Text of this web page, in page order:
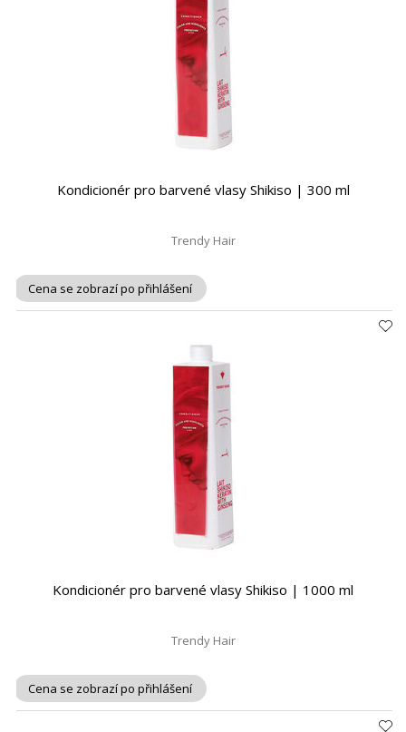
Kondicionér pro barvené vlasy Shikiso | 300 ml
Trendy Hair
Cena se zobrazí po přihlášení
Kondicionér pro barvené vlasy Shikiso | 1000 ml
Trendy Hair
Cena se zobrazí po přihlášení